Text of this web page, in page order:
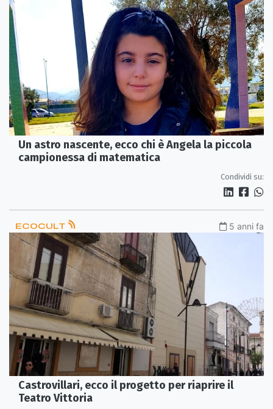
Un astro nascente, ecco chi è Angela la piccola
campionessa di matematica
Condividi su:
ECOCULT 5 anni fa
Castrovillari, ecco il progetto per riaprire il
Teatro Vittoria